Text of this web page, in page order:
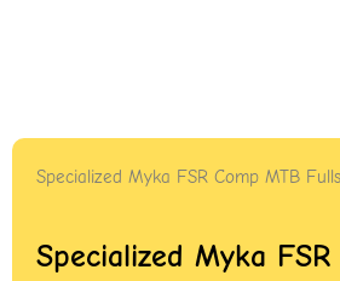
Specialized Myka FSR Comp MTB
Specialized Myka